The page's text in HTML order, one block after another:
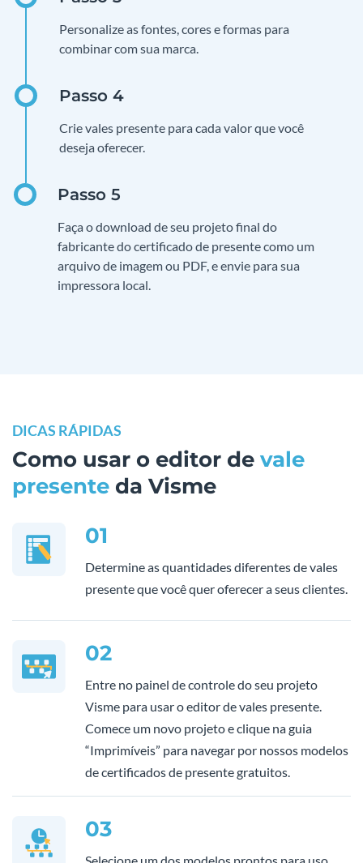
Personalize as fontes, cores e formas para
combinar com sua marca.
Crie vales presente para cada valor que você
deseja oferecer.
Faça o download de seu projeto final do
fabricante do certificado de presente como um
arquivo de imagem ou PDF, e envie para sua
impressora local.
DICAS RÁPIDAS
Como usar o editor de vale
presente da Visme
01
Determine as quantidades diferentes de vales
presente que você quer oferecer a seus clientes.
02
Entre no painel de controle do seu projeto
Visme para usar o editor de vales presente.
Comece um novo projeto e clique na guia
“Imprimíveis” para navegar por nossos modelos
de certificados de presente gratuitos.
03
Selecione um dos modelos prontos para uso